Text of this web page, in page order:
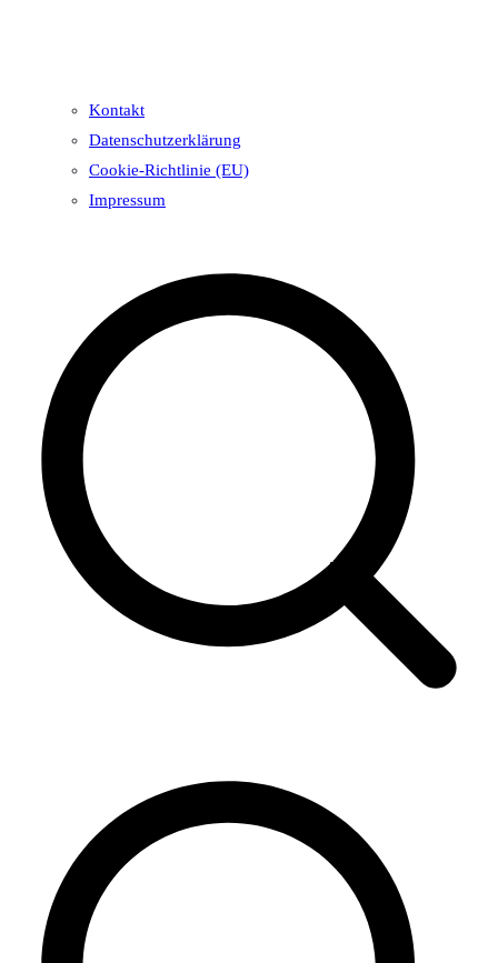
Kontakt
Datenschutzerklärung
Cookie-Richtlinie (EU)
Impressum